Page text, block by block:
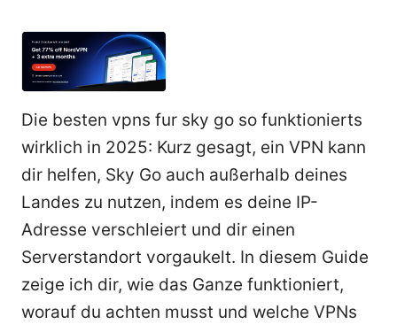
Die besten vpns fur sky go so funktionierts
wirklich in 2025: Kurz gesagt, ein VPN kann
dir helfen, Sky Go auch außerhalb deines
Landes zu nutzen, indem es deine IP-
Adresse verschleiert und dir einen
Serverstandort vorgaukelt. In diesem Guide
zeige ich dir, wie das Ganze funktioniert,
worauf du achten musst und welche VPNs